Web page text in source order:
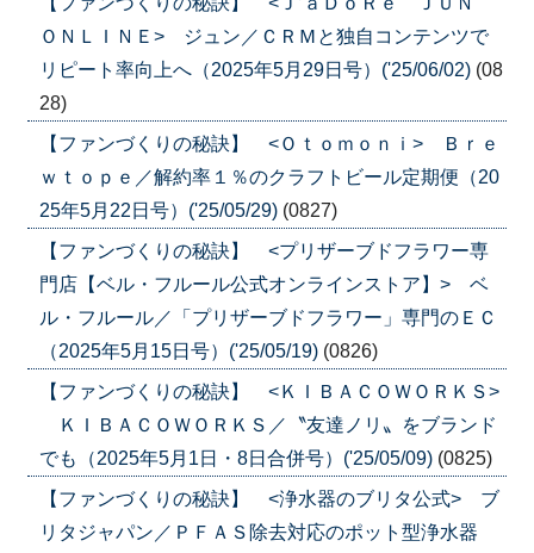
ＯＮＬＩＮＥ> ジュン／ＣＲＭと独自コンテンツで
リピート率向上へ（2025年5月29日号）('25/06/02) (08
28)
【ファンづくりの秘訣】 <Ｏｔｏｍｏｎｉ> Ｂｒｅ
ｗｔｏｐｅ／解約率１％のクラフトビール定期便（20
25年5月22日号）('25/05/29) (0827)
【ファンづくりの秘訣】 <プリザーブドフラワー専
門店【ベル・フルール公式オンラインストア】> ベ
ル・フルール／「プリザーブドフラワー」専門のＥＣ
（2025年5月15日号）('25/05/19) (0826)
【ファンづくりの秘訣】 <ＫＩＢＡＣＯＷＯＲＫＳ>
ＫＩＢＡＣＯＷＯＲＫＳ／〝友達ノリ〟をブランド
でも（2025年5月1日・8日合併号）('25/05/09) (0825)
【ファンづくりの秘訣】 <浄水器のブリタ公式> ブ
リタジャパン／ＰＦＡＳ除去対応のポット型浄水器